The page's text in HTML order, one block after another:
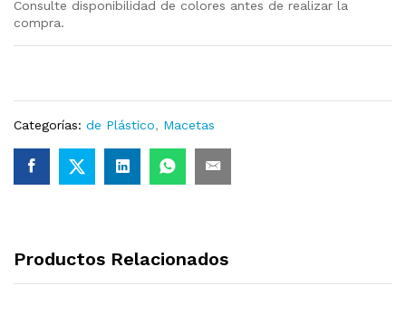
Consulte disponibilidad de colores antes de realizar la
compra.
Categorías: de Plástico, Macetas
Productos Relacionados